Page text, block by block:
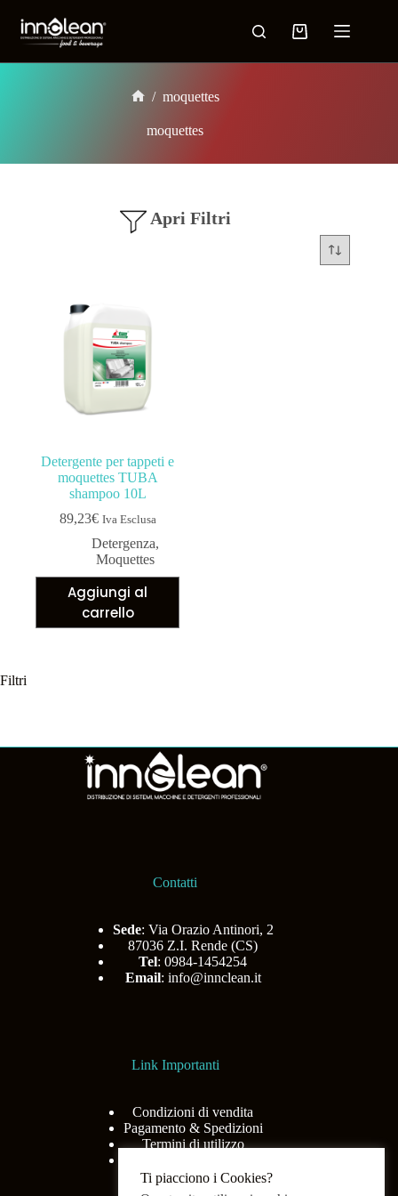
/ moquettes
moquettes
Apri Filtri
Detergente per tappeti e
moquettes TUBA
shampoo 10L
89,23€ Iva Esclusa
Detergenza,
Moquettes
Aggiungi al
carrello
Filtri
Contatti
Sede: Via Orazio Antinori, 2
87036 Z.I. Rende (CS)
Tel: 0984-1454254
Email: info@innclean.it
Link Importanti
Condizioni di vendita
Pagamento & Spedizioni
Termini di utilizzo
Ti piacciono i Cookies?